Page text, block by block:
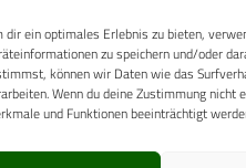
dir ein optimales Erlebnis zu bieten,
zu speichern und/oder
können wir Daten wie das
Wenn du deine Zustimmung
und Funktionen beeinträchtigt